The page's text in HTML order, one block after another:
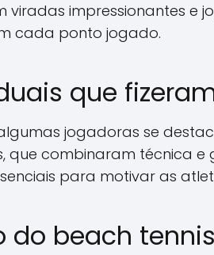
viradas impressionantes e
cada ponto jogado.
que
jogadoras se
que combinaram técnica
para motivar as
do beach